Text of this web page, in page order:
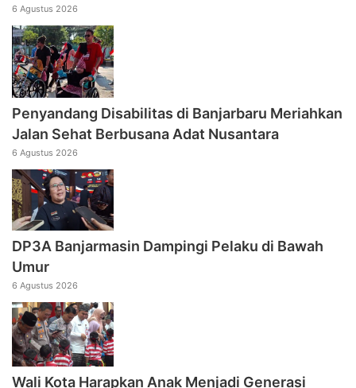
6 Agustus 2026
Penyandang Disabilitas di Banjarbaru Meriahkan
Jalan Sehat Berbusana Adat Nusantara
6 Agustus 2026
DP3A Banjarmasin Dampingi Pelaku di Bawah
Umur
6 Agustus 2026
Wali Kota Harapkan Anak Menjadi Generasi